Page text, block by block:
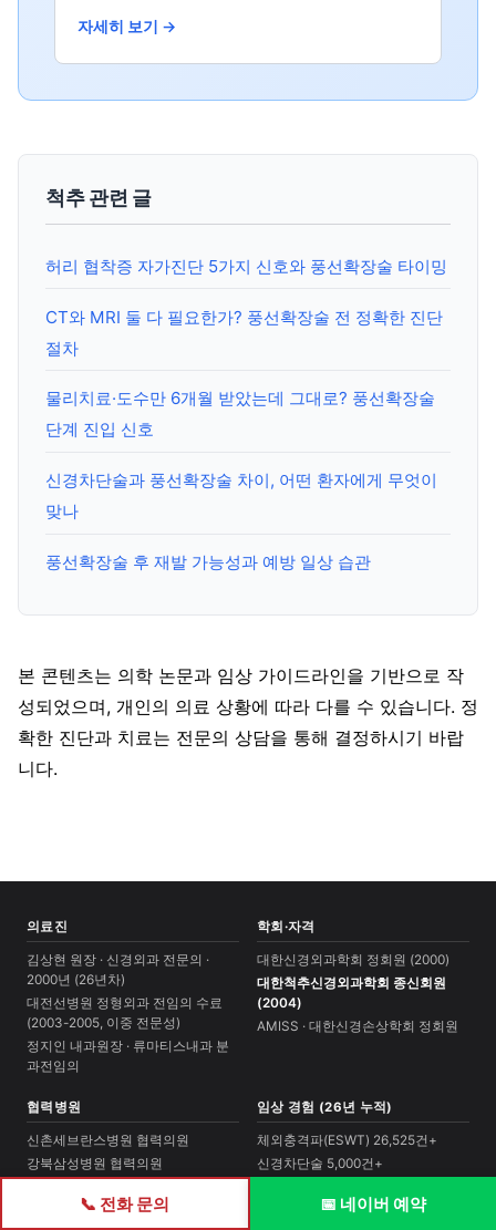
자세히 보기 →
척추 관련 글
허리 협착증 자가진단 5가지 신호와 풍선확장술 타이밍
CT와 MRI 둘 다 필요한가? 풍선확장술 전 정확한 진단
절차
물리치료·도수만 6개월 받았는데 그대로? 풍선확장술
단계 진입 신호
신경차단술과 풍선확장술 차이, 어떤 환자에게 무엇이
맞나
풍선확장술 후 재발 가능성과 예방 일상 습관
본 콘텐츠는 의학 논문과 임상 가이드라인을 기반으로 작
성되었으며, 개인의 의료 상황에 따라 다를 수 있습니다. 정
확한 진단과 치료는 전문의 상담을 통해 결정하시기 바랍
니다.
의료진
김상현 원장 · 신경외과 전문의 ·
2000년 (26년차)
대전선병원 정형외과 전임의 수료
(2003-2005, 이중 전문성)
정지인 내과원장 · 류마티스내과 분
과전임의
학회·자격
대한신경외과학회 정회원 (2000)
대한척추신경외과학회 종신회원
(2004)
AMISS · 대한신경손상학회 정회원
협력병원
신촌세브란스병원 협력의원
강북삼성병원 협력의원
임상 경험 (26년 누적)
체외충격파(ESWT) 26,525건+
신경차단술 5,000건+
척추수술 경력 13년
📞 전화 문의 📅 네이버 예약